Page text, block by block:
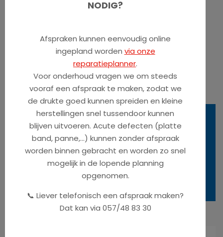
Hydraulische schijfremmen
Selle Royal
Kleuren:Vulcan black gloss
Koop F3 5.0 in de winkel.
Een vraag over dit product?
Contacteer ons »
NODIG?
Afspraken kunnen eenvoudig online
ingepland worden via onze
reparatieplanner.
Voor onderhoud vragen we om steeds
vooraf een afspraak te maken, zodat we
de drukte goed kunnen spreiden en kleine
herstellingen snel tussendoor kunnen
blijven uitvoeren. Acute defecten (platte
band, panne,...) kunnen zonder afspraak
worden binnen gebracht en worden zo snel
mogelijk in de lopende planning
opgenomen.
📞 Liever telefonisch een afspraak maken?
Dat kan via 057/48 83 30